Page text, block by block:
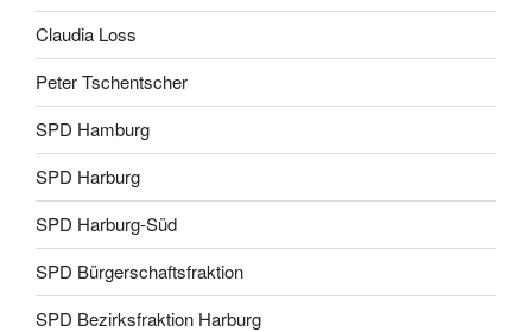
Claudia Loss
Peter Tschentscher
SPD Hamburg
SPD Harburg
SPD Harburg-Süd
SPD Bürgerschaftsfraktion
SPD Bezirksfraktion Harburg